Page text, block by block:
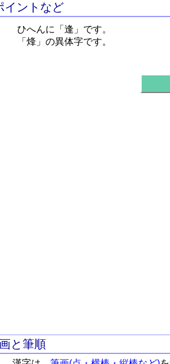
イントなど
ひへんに「逢」です。
「烽」の異体字です。
と筆順